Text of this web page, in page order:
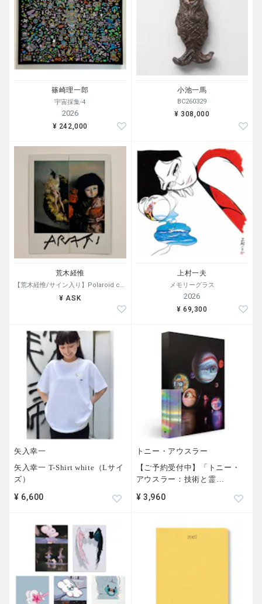
篠崎理一郎
宇宙採集-4
2026
¥ 242,000
小池一馬
BC260329
¥ 308,000
荒木経惟
¥ ASK
上村一夫
メモリーグラス
2026
¥ 69,300
矢入幸一
矢入幸一 T-Shirt white（Lサイ
ズ）
¥ 6,600
トニー・アウスラー
【ご予約受付中】「トニー・
アウスラー：技術と霊…
¥ 3,960